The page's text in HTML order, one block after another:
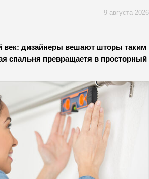
9 августа 2026
дизайнеры вешают шторы таким
спальня превращаетя в просторный